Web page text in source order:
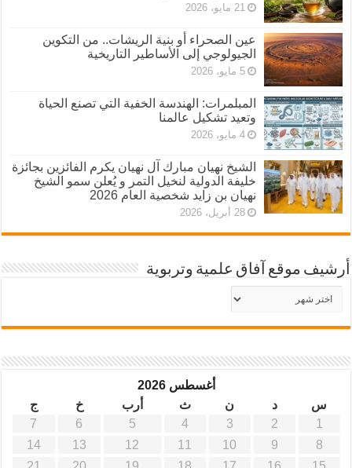
21 مايو، 2026
عين الصحراء أو بنية الريشات.. من التكوين
الجيولوجي إلى الأساطير التاريخية
5 مايو، 2026
المبلمرات: الهندسة الخفية التي تصنع الحياة
وتعيد تشكيل عالمنا
4 مايو، 2026
الشيخ نهيان مبارك آل نهيان يكرم الفائزين بجائزة
خليفة الدولية لنخيل التمر و يُعلن سمو الشيخ
نهيان بن زايد شخصية العام 2026
28 أبريل، 2026
أرشيف موقع آفاق علمية وتربوية
أرشيف
موقع
أغسطس 2026
س
د ن ث أرب خ
ج
1
2
3
4
5
6
7
8
9
10
11
12
13
14